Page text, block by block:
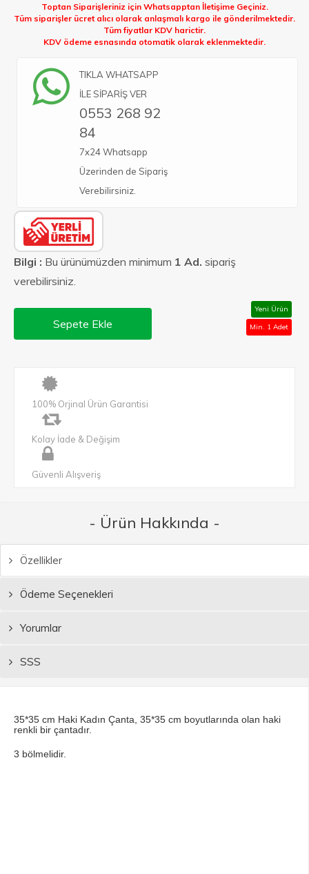
Toptan Siparişleriniz için Whatsapptan İletişime Geçiniz.
Tüm siparişler ücret alıcı olarak anlaşmalı kargo ile gönderilmektedir.
Tüm fiyatlar KDV harictir.
KDV ödeme esnasında otomatik olarak eklenmektedir.
TIKLA WHATSAPP
İLE SİPARİŞ VER
0553 268 92
84
7x24 Whatsapp
Üzerinden de Sipariş
Verebilirsiniz.
Bilgi : Bu ürünümüzden minimum 1 Ad. sipariş
verebilirsiniz.
Sepete Ekle
Yeni Ürün
Min. 1 Adet
100% Orjinal Ürün Garantisi
Kolay İade & Değişim
Güvenli Alışveriş
- Ürün Hakkında -
Özellikler
Ödeme Seçenekleri
Yorumlar
SSS
35*35 cm Haki Kadın Çanta, 35*35 cm boyutlarında olan haki
renkli bir çantadır.
3 bölmelidir.